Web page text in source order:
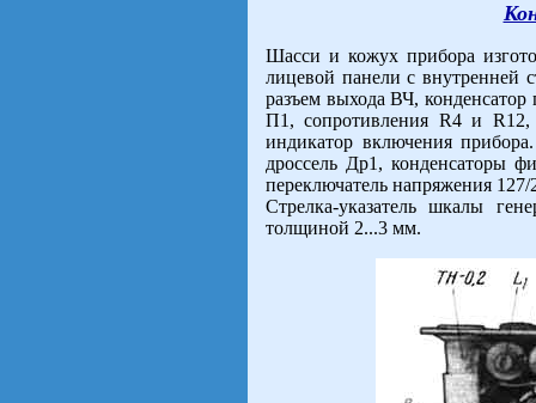
Шасси и кожух прибора
лицевой панели с внутренней
разъем выхода ВЧ,
П1, сопротивления R4 и
индикатор включения
дроссель Др1, конденсаторы
переключатель напряжения
Стрелка-указатель шкалы
толщиной 2...3 мм.